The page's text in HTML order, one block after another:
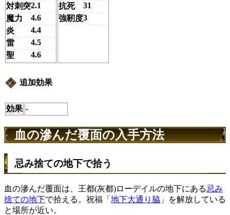
対刺突2.1
魔力
4.6
炎
4.4
雷
4.5
聖
4.6
抗死
31
強靭度3
追加効果
効果 -
血の滲んだ覆面の入手方法
忌み捨ての地下で拾う
血の滲んだ覆面は、王都(灰都)ローデイルの地下にある忌み
捨ての地下で拾える。祝福「 地下大通り脇 」を解放している
と場所が近い。